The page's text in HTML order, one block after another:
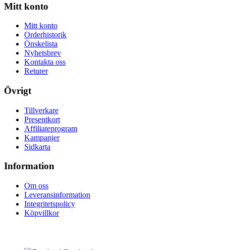
Mitt konto
Mitt konto
Orderhistorik
Önskelista
Nyhetsbrev
Kontakta oss
Returer
Övrigt
Tillverkare
Presentkort
Affiliateprogram
Kampanjer
Sidkarta
Information
Om oss
Leveransinformation
Integritetspolicy
Köpvillkor